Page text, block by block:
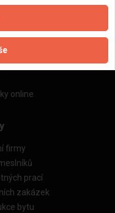
údajů
cookie
online
firmy
prací
zakázek
bytu